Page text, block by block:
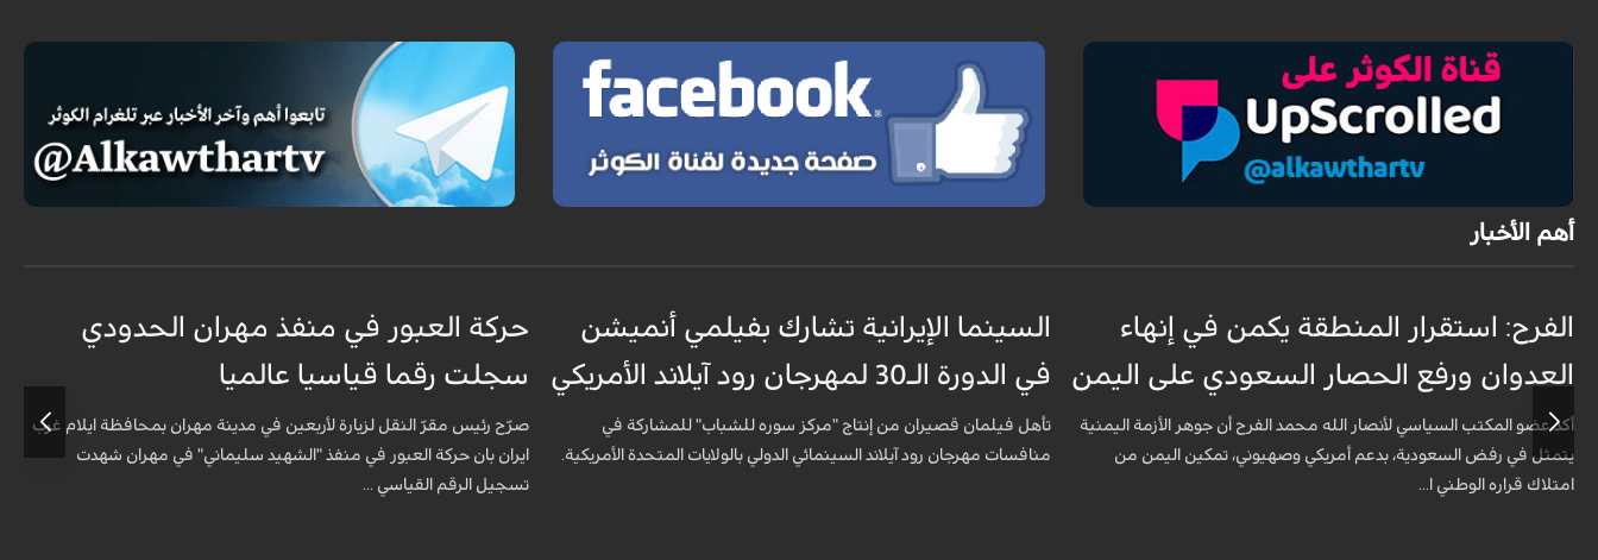
أهم الأخبار
الفرح: استقرار المنطقة يكمن في إنهاء
العدوان ورفع الحصار السعودي على اليمن
أكد عضو المكتب السياسي لأنصار الله محمد الفرح أن جوهر الأزمة اليمنية
يتمثل في رفض السعودية، بدعم أمريكي وصهيوني، تمكين اليمن من
امتلاك قراره الوطني ا...
السينما الإيرانية تشارك بفيلمي أنميشن
في الدورة الـ30 لمهرجان رود آيلاند الأمريكي
تأهل فيلمان قصيران من إنتاج "مركز سوره للشباب" للمشاركة في
منافسات مهرجان رود آيلاند السينمائي الدولي بالولايات المتحدة الأمريكية.
حركة العبور في منفذ مهران الحدودي
سجلت رقما قياسيا عالميا
صرّح رئيس مقرّ النقل لزيارة لأربعين في مدينة مهران بمحافظة ايلام غرب
ايران بان حركة العبور في منفذ "الشهيد سليماني" في مهران شهدت
تسجيل الرقم القياسي ...